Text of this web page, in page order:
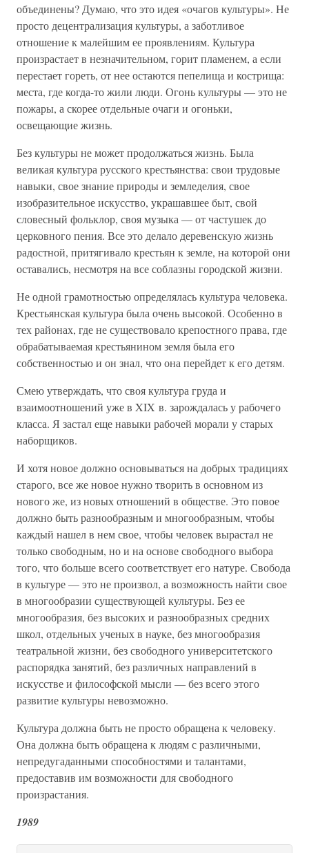
объединены? Думаю, что это идея «очагов культуры». Не
просто децентрализация культуры, а заботливое
отношение к малейшим ее проявлениям. Культура
произрастает в незначительном, горит пламенем, а если
перестает гореть, от нее остаются пепелища и кострища:
места, где когда-то жили люди. Огонь культуры — это не
пожары, а скорее отдельные очаги и огоньки,
освещающие жизнь.
Без культуры не может продолжаться жизнь. Была
великая культура русского крестьянства: свои трудовые
навыки, свое знание природы и земледелия, свое
изобразительное искусство, украшавшее быт, свой
словесный фольклор, своя музыка — от частушек до
церковного пения. Все это делало деревенскую жизнь
радостной, притягивало крестьян к земле, на которой они
оставались, несмотря на все соблазны городской жизни.
Не одной грамотностью определялась культура человека.
Крестьянская культура была очень высокой. Особенно в
тех районах, где не существовало крепостного права, где
обрабатываемая крестьянином земля была его
собственностью и он знал, что она перейдет к его детям.
Смею утверждать, что своя культура груда и
взаимоотношений уже в XIX в. зарождалась у рабочего
класса. Я застал еще навыки рабочей морали у старых
наборщиков.
И хотя новое должно основываться на добрых традициях
старого, все же новое нужно творить в основном из
нового же, из новых отношений в обществе. Это повое
должно быть разнообразным и многообразным, чтобы
каждый нашел в нем свое, чтобы человек вырастал не
только свободным, но и на основе свободного выбора
того, что больше всего соответствует его натуре. Свобода
в культуре — это не произвол, а возможность найти свое
в многообразии существующей культуры. Без ее
многообразия, без высоких и разнообразных средних
школ, отдельных ученых в науке, без многообразия
театральной жизни, без свободного университетского
распорядка занятий, без различных направлений в
искусстве и философской мысли — без всего этого
развитие культуры невозможно.
Культура должна быть не просто обращена к человеку.
Она должна быть обращена к людям с различными,
непредугаданными способностями и талантами,
предоставив им возможности для свободного
произрастания.
1989